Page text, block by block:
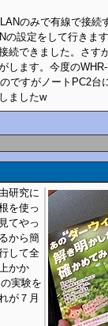
のみで有線で接続
の設定をして行きま
続できました。さす
します。今度の
ですがノートPC2台
ましたw
研究に
を使っ
てやっ
から簡
して全
かか
実験を
が７月